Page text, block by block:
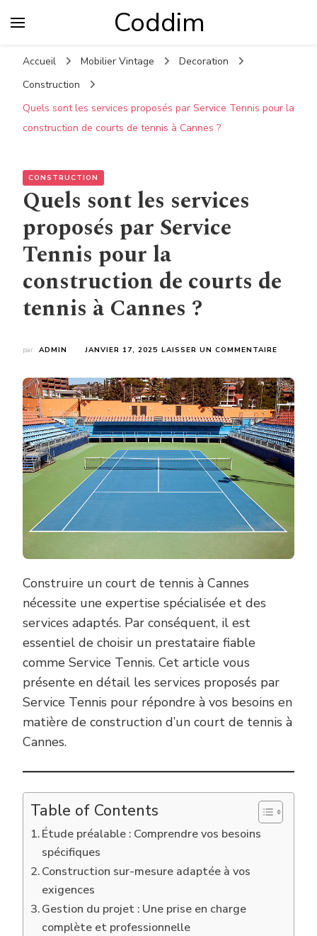
Coddim
Accueil Mobilier Vintage
Decoration
Construction
Quels sont les services proposés par Service Tennis pour la
construction de courts de tennis à Cannes ?
CONSTRUCTION
Quels sont les services
proposés par Service
Tennis pour la
construction de courts de
tennis à Cannes ?
par ADMIN JANVIER 17, 2025 LAISSER UN COMMENTAIRE
LES
SERVICES
PAR
SERVICE
TENNIS
POUR
LA
DE
Construire un court de tennis à Cannes
nécessite une expertise spécialisée et des
services adaptés. Par conséquent, il est
essentiel de choisir un prestataire fiable
comme Service Tennis. Cet article vous
présente en détail les services proposés par
Service Tennis pour répondre à vos besoins en
matière de construction d’un court de tennis à
Cannes.
Table of Contents
Étude préalable : Comprendre vos besoins
spécifiques
Construction sur-mesure adaptée à vos
exigences
Gestion du projet : Une prise en charge
complète et professionnelle